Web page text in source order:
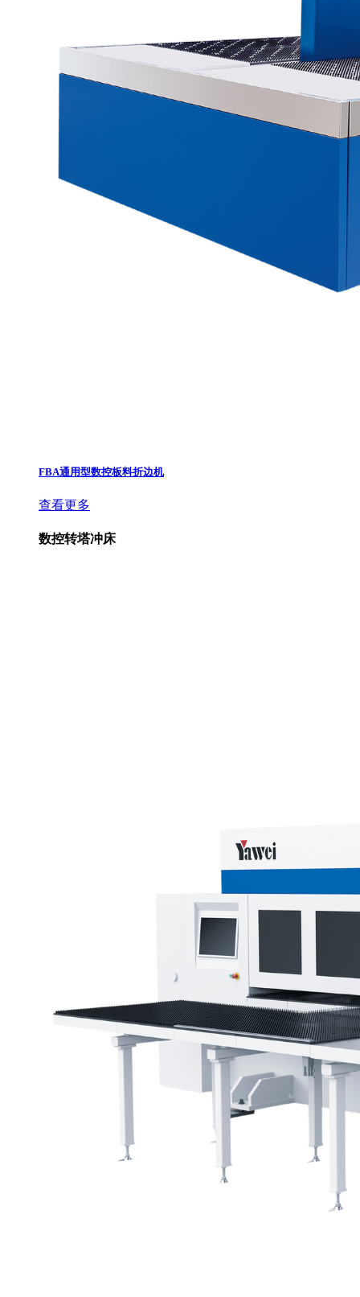
FBA通用型数控板料折边机
查看更多
数控转塔冲床